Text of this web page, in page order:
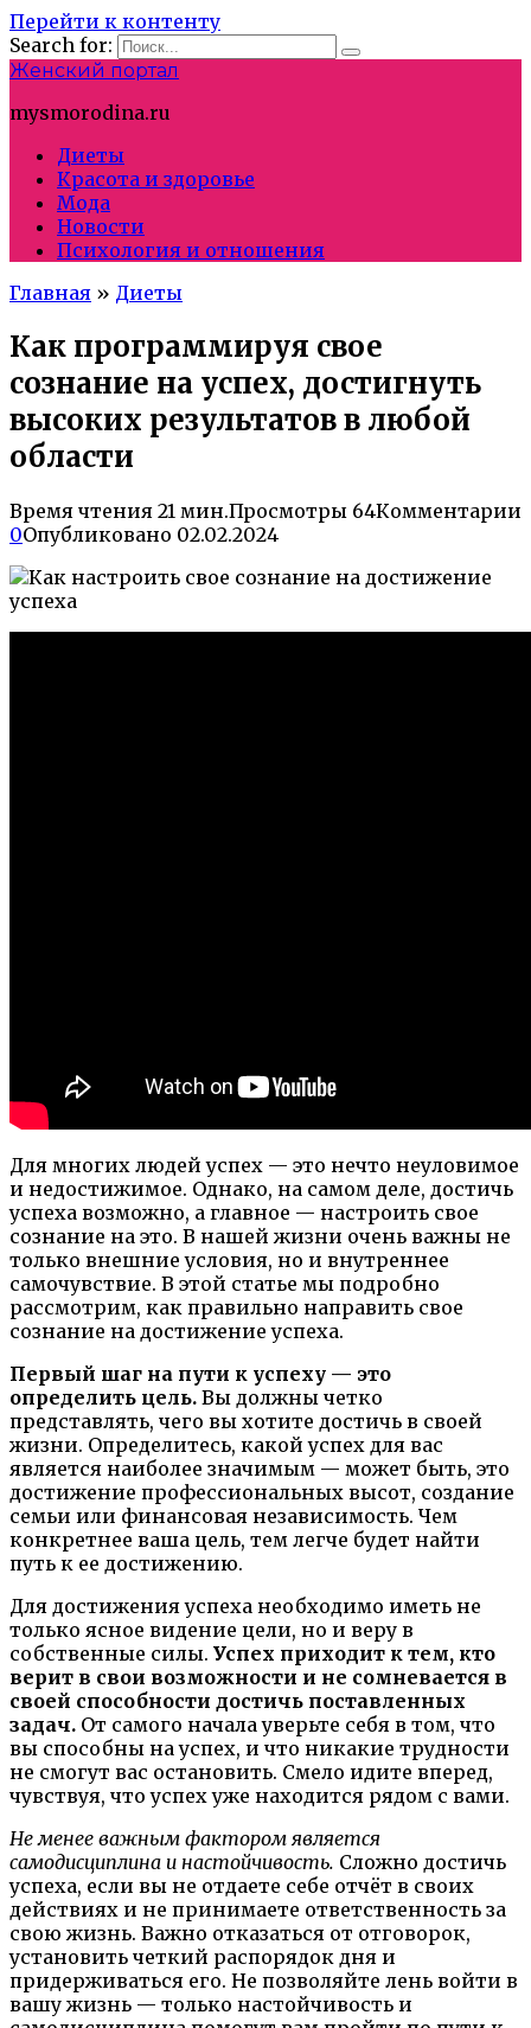
Перейти к контенту
Search for:
Женский портал
mysmorodina.ru
Диеты
Красота и здоровье
Мода
Новости
Психология и отношения
Главная » Диеты
Как программируя свое
сознание на успех, достигнуть
высоких результатов в любой
области
Время чтения 21 мин.Просмотры 64Комментарии
0Опубликовано 02.02.2024
Для многих людей успех — это нечто неуловимое
и недостижимое. Однако, на самом деле, достичь
успеха возможно, а главное — настроить свое
сознание на это. В нашей жизни очень важны не
только внешние условия, но и внутреннее
самочувствие. В этой статье мы подробно
рассмотрим, как правильно направить свое
сознание на достижение успеха.
Первый шаг на пути к успеху — это
определить цель. Вы должны четко
представлять, чего вы хотите достичь в своей
жизни. Определитесь, какой успех для вас
является наиболее значимым — может быть, это
достижение профессиональных высот, создание
семьи или финансовая независимость. Чем
конкретнее ваша цель, тем легче будет найти
путь к ее достижению.
Для достижения успеха необходимо иметь не
только ясное видение цели, но и веру в
собственные силы. Успех приходит к тем, кто
верит в свои возможности и не сомневается в
своей способности достичь поставленных
задач. От самого начала уверьте себя в том, что
вы способны на успех, и что никакие трудности
не смогут вас остановить. Смело идите вперед,
чувствуя, что успех уже находится рядом с вами.
Не менее важным фактором является
самодисциплина и настойчивость. Сложно достичь
успеха, если вы не отдаете себе отчёт в своих
действиях и не принимаете ответственность за
свою жизнь. Важно отказаться от отговорок,
установить четкий распорядок дня и
придерживаться его. Не позволяйте лень войти в
вашу жизнь — только настойчивость и